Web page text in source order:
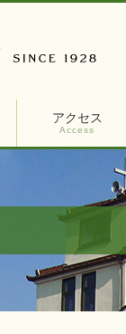
アクセス
Access